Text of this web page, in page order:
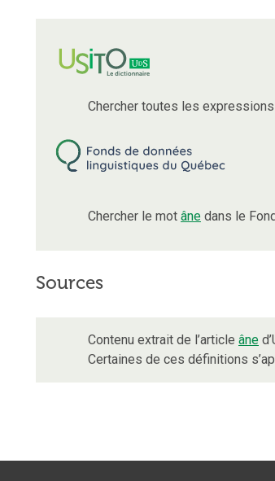
Chercher toutes les
Chercher le mot âne dans le
Sources
Contenu extrait de l’article âne
Certaines de ces définitions